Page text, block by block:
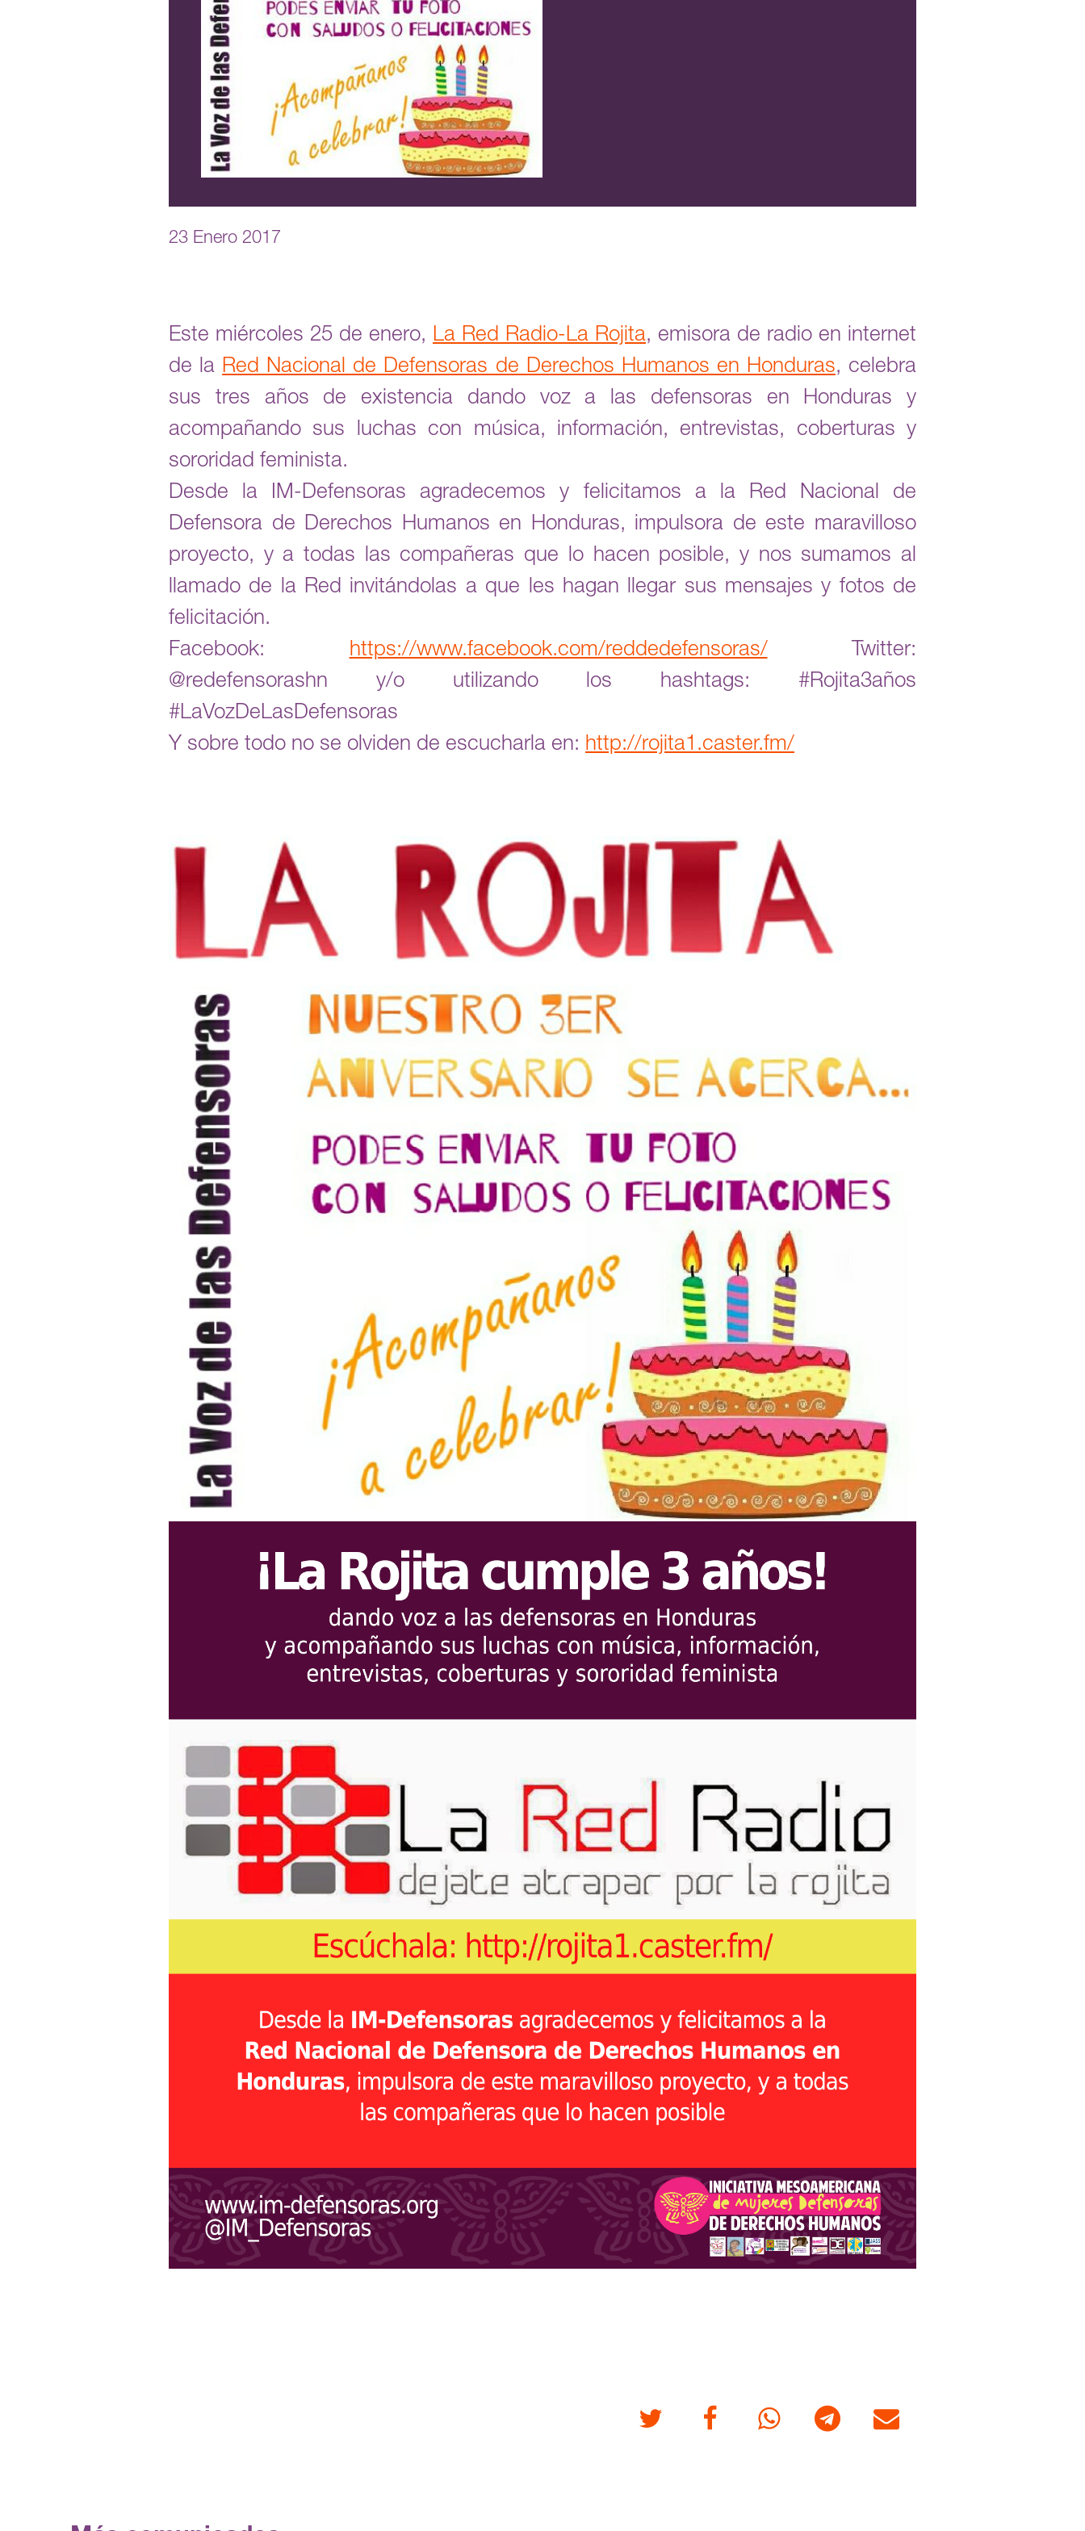
23 Enero 2017
Este miércoles 25 de enero, La Red Radio-La Rojita, emisora de radio en internet
de la Red Nacional de Defensoras de Derechos Humanos en Honduras, celebra
sus tres años de existencia dando voz a las defensoras en Honduras y
acompañando sus luchas con música, información, entrevistas, coberturas y
sororidad feminista.
Desde la IM-Defensoras agradecemos y felicitamos a la Red Nacional de
Defensora de Derechos Humanos en Honduras, impulsora de este maravilloso
proyecto, y a todas las compañeras que lo hacen posible, y nos sumamos al
llamado de la Red invitándolas a que les hagan llegar sus mensajes y fotos de
felicitación.
Facebook: https://www.facebook.com/reddedefensoras/ Twitter:
@redefensorashn y/o utilizando los hashtags: #Rojita3años
#LaVozDeLasDefensoras
Y sobre todo no se olviden de escucharla en: http://rojita1.caster.fm/
Twitter FacebookWhatsappTelegram Correo